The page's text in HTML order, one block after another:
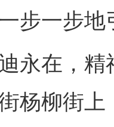
步一步
在，精
杨柳街